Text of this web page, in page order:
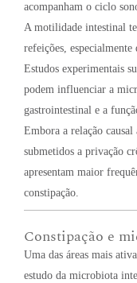
acompanham o ciclo
A motilidade intestinal
refeições,
Estudos experimentais
podem influenciar a
gastrointestinal e a
Embora a relação
submetidos a privação
apresentam maior
constipação.
Constipação e
Uma das áreas mais
estudo da microbiota